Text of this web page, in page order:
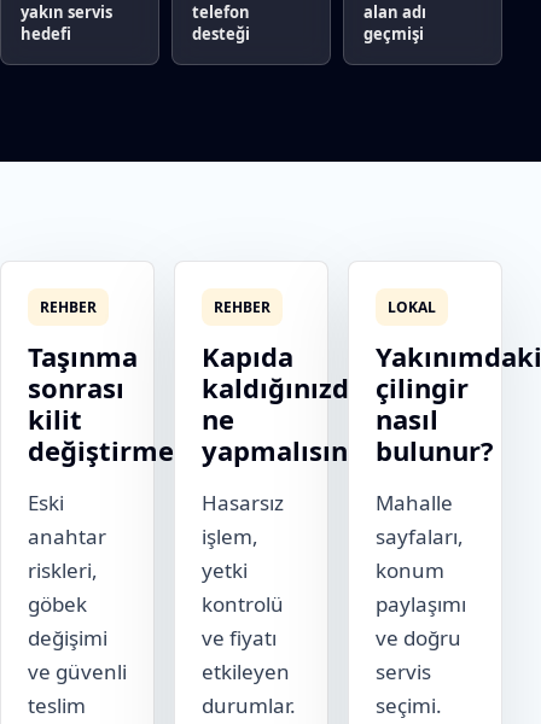
yakın servis
hedefi
telefon
desteği
alan adı
geçmişi
REHBER
Taşınma
sonrası
kilit
değiştirme
Eski
anahtar
riskleri,
göbek
değişimi
ve güvenli
teslim
REHBER
Kapıda
kaldığınızda
ne
yapmalısınız?
Hasarsız
işlem,
yetki
kontrolü
ve fiyatı
etkileyen
durumlar.
LOKAL
Yakınımdaki
çilingir
nasıl
bulunur?
Mahalle
sayfaları,
konum
paylaşımı
ve doğru
servis
seçimi.